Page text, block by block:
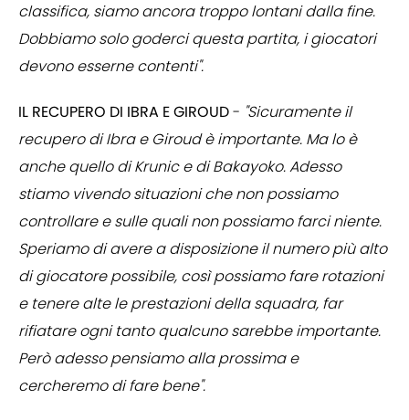
classifica, siamo ancora troppo lontani dalla fine.
Dobbiamo solo goderci questa partita, i giocatori
devono esserne contenti".
IL RECUPERO DI IBRA E GIROUD- "Sicuramente il
recupero di Ibra e Giroud è importante. Ma lo è
anche quello di Krunic e di Bakayoko. Adesso
stiamo vivendo situazioni che non possiamo
controllare e sulle quali non possiamo farci niente.
Speriamo di avere a disposizione il numero più alto
di giocatore possibile, così possiamo fare rotazioni
e tenere alte le prestazioni della squadra, far
rifiatare ogni tanto qualcuno sarebbe importante.
Però adesso pensiamo alla prossima e
cercheremo di fare bene".